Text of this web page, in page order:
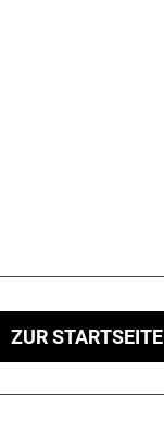
ZUR STARTSEITE